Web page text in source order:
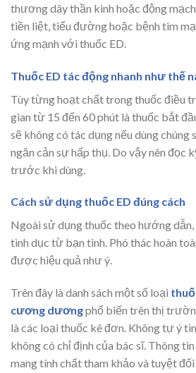
thương dây thần kinh hoặc động
tiền liệt, tiểu đường hoặc bệnh tim
ứng mạnh với thuốc ED.
Thuốc ED tác động nhanh như thế
Tùy từng hoạt chất trong thuốc điều
gian từ 15 đến 60 phút là thuốc bắt
sẽ không có tác dụng nếu dùng chúng
ngăn cản sự hấp thụ. Do vậy nên đọc
trước khi dùng.
Cách sử dụng thuốc ED đúng cách
Ngoài sử dụng thuốc theo hướng
tình dục từ bạn tình. Phó thác hoàn
được hiệu quả như ý.
Trên đây là danh sách một số loại
cương dươngphổ biến trên thị
là các loại thuốc kê đơn. Không tự ý
không có chỉ định của bác sĩ. Thông
mang tính chất tham khảo và tuyệt